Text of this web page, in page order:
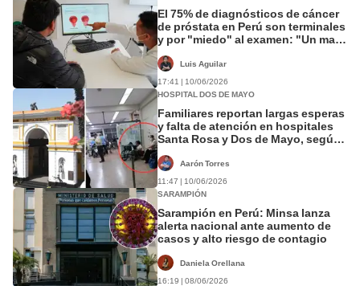
El 75% de diagnósticos de cáncer
de próstata en Perú son terminales
y por "miedo" al examen: "Un mal
Luis Aguilar
17:41 | 10/06/2026
HOSPITAL DOS DE MAYO
Familiares reportan largas esperas
y falta de atención en hospitales
Santa Rosa y Dos de Mayo, según
Aarón Torres
11:47 | 10/06/2026
SARAMPIÓN
Sarampión en Perú: Minsa lanza
alerta nacional ante aumento de
casos y alto riesgo de contagio
Daniela Orellana
16:19 | 08/06/2026